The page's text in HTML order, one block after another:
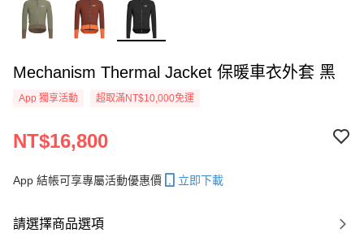
Mechanism Thermal Jacket 保暖車衣外套 黑
App 獨享活動 超取滿NT$10,000免運
NT$16,800
App 結帳可享專屬活動優惠價 立即下載
請選擇商品選項